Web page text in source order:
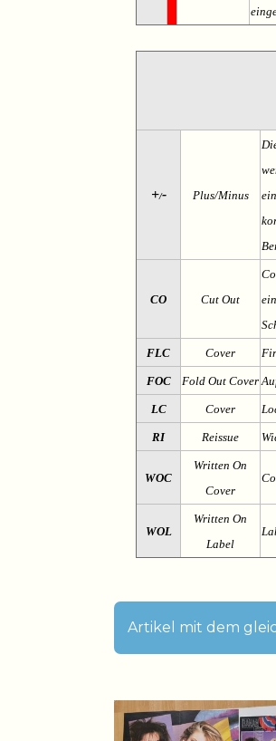
+/- Plus/Minus
CO Cut Out
FLC Cover
FOC Fold Out Cover
LC Cover
RI Reissue
WOC
Written On
Cover
WOL
Written On
Label
Artikel mit dem